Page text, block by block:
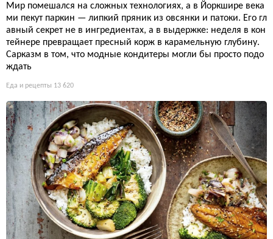
Мир помешался на сложных технологиях, а в Йоркшире века
ми пекут паркин — липкий пряник из овсянки и патоки. Его гл
авный секрет не в ингредиентах, а в выдержке: неделя в кон
тейнере превращает пресный корж в карамельную глубину.
Сарказм в том, что модные кондитеры могли бы просто подо
ждать
Еда и рецепты 13 620